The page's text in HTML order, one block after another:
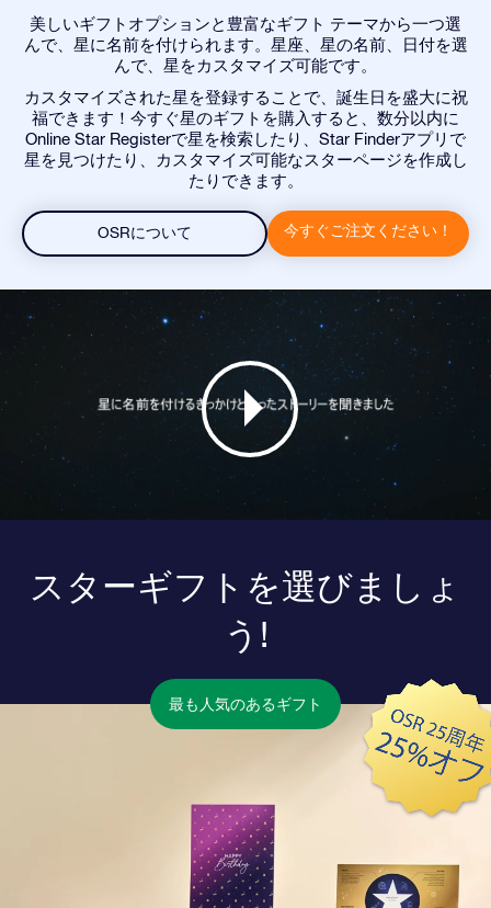
美しいギフトオプションと豊富なギフト テーマから一つ選
んで、星に名前を付けられます。星座、星の名前、日付を選
んで、星をカスタマイズ可能です。
カスタマイズされた星を登録することで、誕生日を盛大に祝
福できます！今すぐ星のギフトを購入すると、数分以内に
Online Star Registerで星を検索したり、Star Finderアプリで
星を見つけたり、カスタマイズ可能なスターページを作成し
たりできます。
OSRについて 今すぐご注文ください！
スターギフトを選びましょ
う!
最も人気のあるギフト